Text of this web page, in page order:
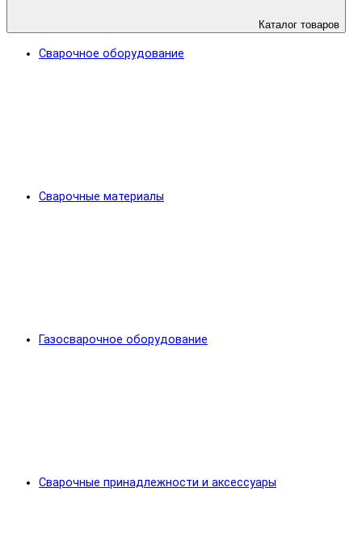
Каталог товаров
Сварочное оборудование
Сварочные материалы
Газосварочное оборудование
Сварочные принадлежности и аксессуары